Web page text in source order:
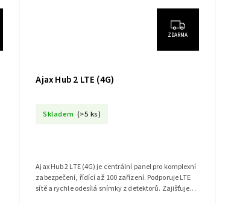
ZDARMA
Ajax Hub 2 LTE (4G)
Skladem (>5 ks)
Ajax Hub 2 LTE (4G) je centrální panel pro komplexní
zabezpečení, řídící až 100 zařízení. Podporuje LTE
sítě a rychle odesílá snímky z detektorů. Zajišťuje